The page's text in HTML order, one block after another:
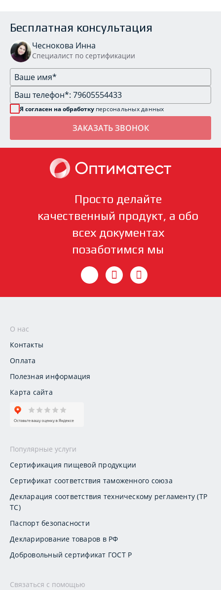
Бесплатная консультация
Чеснокова Инна
Специалист по сертификации
Я согласен на обработку персональных данных
Просто делайте
качественный продукт, а обо
всех документах
позаботимся мы
О нас
Контакты
Оплата
Полезная информация
Карта сайта
Популярные услуги
Сертификация пищевой продукции
Сертификат соответствия таможенного союза
Декларация соответствия техническому регламенту (ТР
ТС)
Паспорт безопасности
Декларирование товаров в РФ
Добровольный сертификат ГОСТ Р
Связаться с помощью